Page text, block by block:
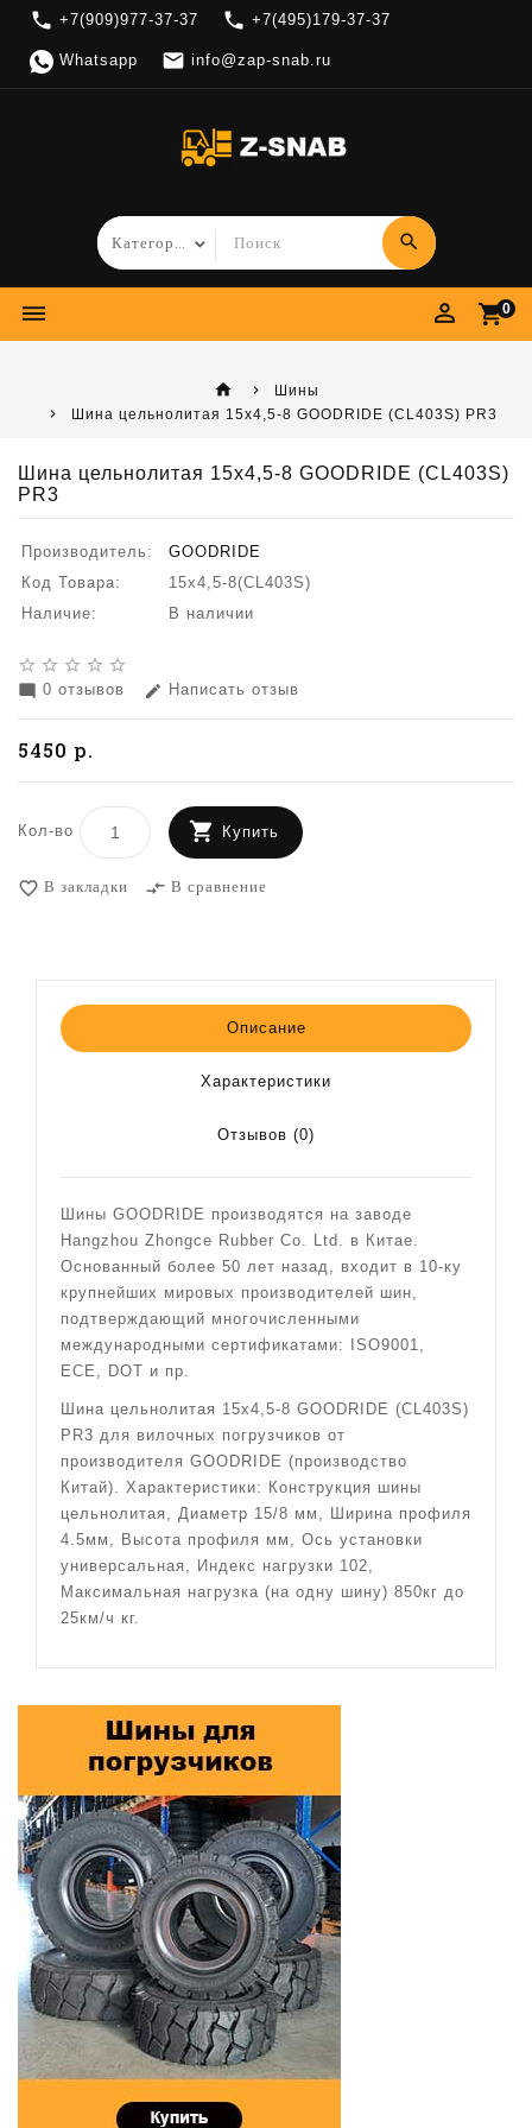
local_phone +7(909)977-37-37 local_phone +7(495)179-37-37
Whatsapp  info@zap-snab.ru
search
perm_identity shopping_cart0
dehaze
home
Шины
Шина цельнолитая 15х4,5-8 GOODRIDE (CL403S) PR3
Шина цельнолитая 15х4,5-8 GOODRIDE (CL403S)
PR3
Производитель:
GOODRIDE
Код Товара:
15х4,5-8(CL403S)
Наличие:
В наличии
star_border star_border star_border star_border star_border
mode_comment
0 отзывов edit Написать отзыв
5450 р.
Кол-во Купить
favorite_border В закладки compare_arrows В сравнение
Описание
Характеристики
Отзывов (0)
Шины GOODRIDE производятся на заводе
Hangzhou Zhongce Rubber Co. Ltd. в Китае.
Основанный более 50 лет назад, входит в 10-ку
крупнейших мировых производителей шин,
подтверждающий многочисленными
международными сертификатами: ISO9001,
ECE, DOT и пр.
Шина цельнолитая 15х4,5-8 GOODRIDE (CL403S)
PR3 для вилочных погрузчиков от
производителя GOODRIDE (производство
Китай). Характеристики: Конструкция шины
цельнолитая, Диаметр 15/8 мм, Ширина профиля
4.5мм, Высота профиля мм, Ось установки
универсальная, Индекс нагрузки 102,
Максимальная нагрузка (на одну шину) 850кг до
25км/ч кг.